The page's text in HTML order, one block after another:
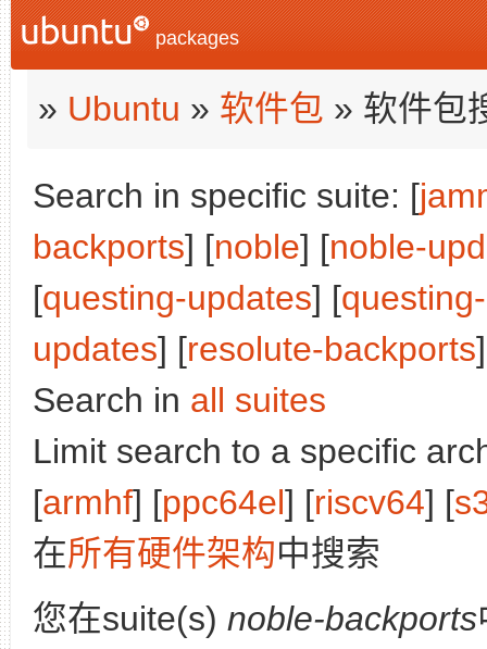
packages
» Ubuntu » 软件包 » 软件包
Search in specific suite: [
backports] [noble] [noble-
[questing-updates] [
updates] [resolute-backports
Search in all suites
Limit search to a specific
[armhf] [ppc64el] [riscv64] [
在所有硬件架构中搜索
您在suite(s) noble-backports